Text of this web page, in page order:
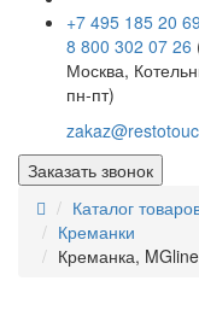
+7 495 185 20 69
8 800 302 07 26
Москва,
пн-пт)
Заказать звонок
Каталог
Креманки
Креманка,